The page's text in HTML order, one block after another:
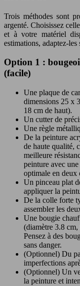
Trois méthodes sont
argenté. Choisissez
et à votre matériel
estimations, adaptez-
Option 1 :
(facile)
Une plaque de
dimensions 25 x
18 cm de haut).
Un cutter de
Une règle
De la peinture
de haute qualité,
meilleure
peinture avec
optimale en deux
Un pinceau plat
appliquer la
De la colle forte
assembler les
Une bougie
(diamètre 3.8
Pensez à des
sans danger.
(Optionnel) Du
imperfections
(Optionnel) Un
la peinture et